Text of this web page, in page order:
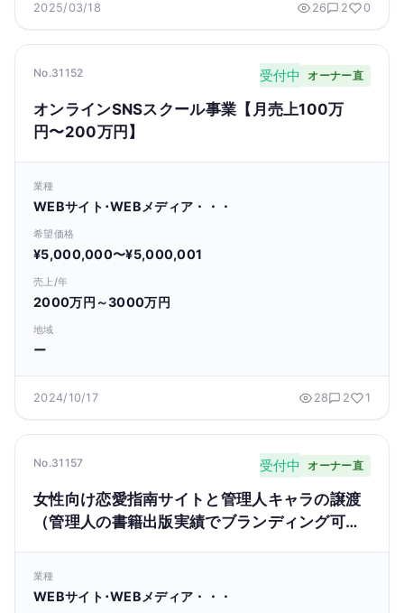
2025/03/18 26 2 0
No.31152 受付中 オーナー直
オンラインSNSスクール事業【月売上100万
円〜200万円】
業種
WEBサイト･WEBメディア・・・
希望価格
¥5,000,000〜¥5,000,001
売上/年
2000万円～3000万円
地域
ー
2024/10/17 28 2 1
No.31157 受付中 オーナー直
女性向け恋愛指南サイトと管理人キャラの譲渡
（管理人の書籍出版実績でブランディング可
業種
WEBサイト･WEBメディア・・・